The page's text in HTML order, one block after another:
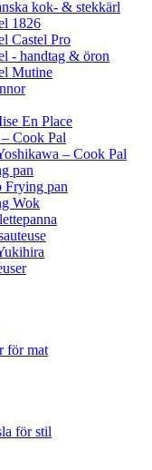
kok- & stekkärl
1826
Castel Pro
- handtag & öron
Mutine
En Place
Cook Pal
– Cook Pal
pan
Frying pan
Wok
för mat
för stil